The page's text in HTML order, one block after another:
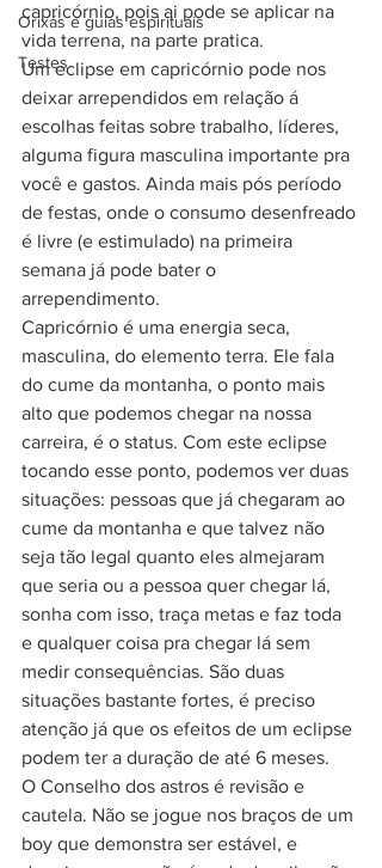
Orixás e guias espirituais
Testes
capricórnio, pois ai pode se aplicar na
vida terrena, na parte pratica.
Um eclipse em capricórnio pode nos
deixar arrependidos em relação á
escolhas feitas sobre trabalho, líderes,
alguma figura masculina importante pra
você e gastos. Ainda mais pós período
de festas, onde o consumo desenfreado
é livre (e estimulado) na primeira
semana já pode bater o
arrependimento.
Capricórnio é uma energia seca,
masculina, do elemento terra. Ele fala
do cume da montanha, o ponto mais
alto que podemos chegar na nossa
carreira, é o status. Com este eclipse
tocando esse ponto, podemos ver duas
situações: pessoas que já chegaram ao
cume da montanha e que talvez não
seja tão legal quanto eles almejaram
que seria ou a pessoa quer chegar lá,
sonha com isso, traça metas e faz toda
e qualquer coisa pra chegar lá sem
medir consequências. São duas
situações bastante fortes, é preciso
atenção já que os efeitos de um eclipse
podem ter a duração de até 6 meses.
O Conselho dos astros é revisão e
cautela. Não se jogue nos braços de um
boy que demonstra ser estável, e